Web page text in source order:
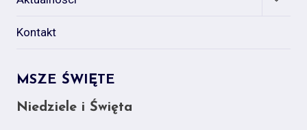
Kontakt
MSZE ŚWIĘTE
Niedziele i Święta